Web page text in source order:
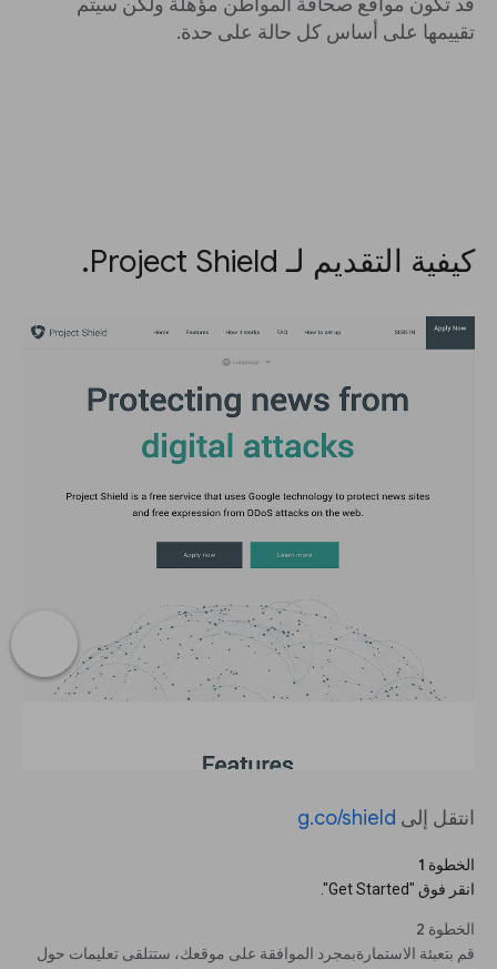
تقييمها على أساس كل حالة على حدة.
كيفية التقديم لـ Project Shield.
انتقل إلى g.co/shield
الخطوة 1
انقر فوق "Get Started".
الخطوة 2
قم بتعبئة الاستمارةبمجرد الموافقة على موقعك، ستتلقى تعليمات حول